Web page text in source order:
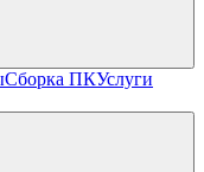
Сборка ПКУслуги